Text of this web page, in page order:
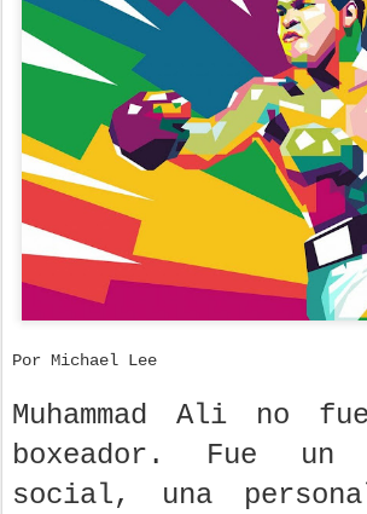
Por Michael Lee
Muhammad Ali no
boxeador. Fue
social, una